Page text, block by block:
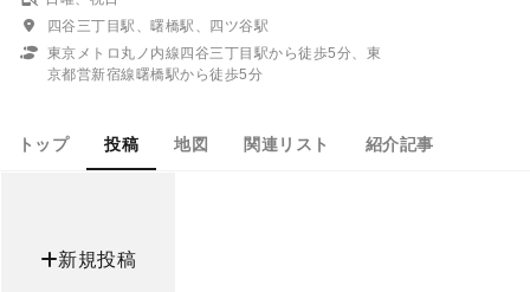
四谷三丁目駅、曙橋駅、四ツ谷駅
東京メトロ丸ノ内線四谷三丁目駅から徒歩5分、東
京都営新宿線曙橋駅から徒歩5分
トップ 投稿 地図 関連リスト 紹介記事
新規投稿